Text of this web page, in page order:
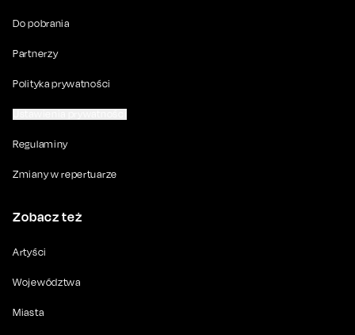
Do pobrania
Partnerzy
Polityka prywatności
Regulaminy
Zmiany w repertuarze
Zobacz też
Artyści
Województwa
Miasta